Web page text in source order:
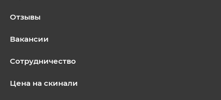
Отзывы
Вакансии
Сотрудничество
Цена на скинали